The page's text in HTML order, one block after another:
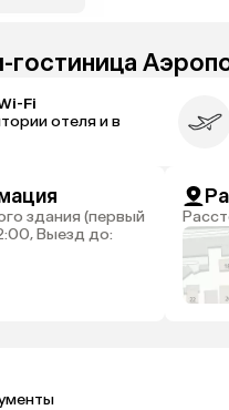
гостиница
Fi
отеля и в
здания (первый
Выезд до: